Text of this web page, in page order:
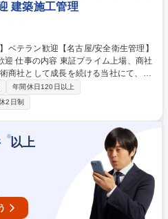
建築施工管理
、商社
商社として成長を続ける当社にて、設
関する業務をお任せします。1級電気
器(特に自動車業界
工機、各種省力機器など)の設置に関
。工事管理者として、協力業者への指
とめ業務その他安全管理、建設業許可
休日（土日）出勤（月4回程度）があ
。 ※建物への改変業務はありません。
屋/安全衛生管理】1級電気通信施工管
年間休日120日以上
2日制
※以上